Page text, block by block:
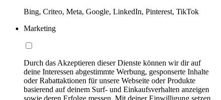
Bing, Criteo, Meta, Google, LinkedIn, Pinterest, TikTok
Marketing
Durch das Akzeptieren dieser Dienste können wir dir auf
deine Interessen abgestimmte Werbung, gesponserte Inhalte
oder Rabattaktionen für unsere Webseite oder Produkte
basierend auf deinem Surf- und Einkaufsverhalten anzeigen